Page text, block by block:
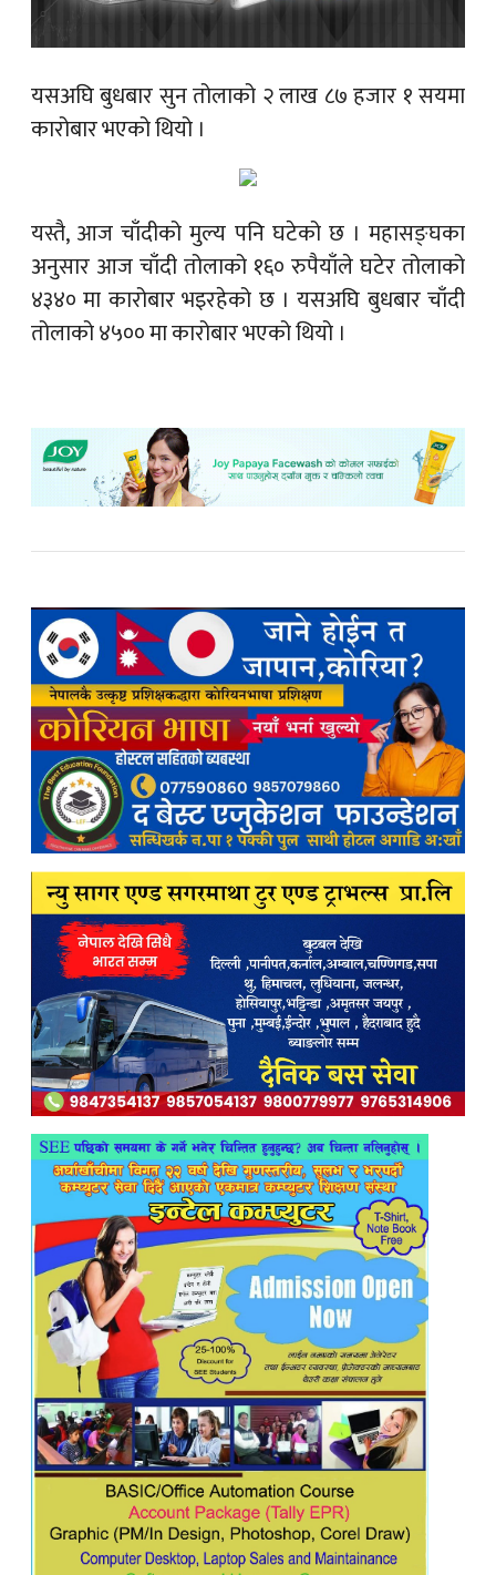
यसअघि बुधबार सुन तोलाको २ लाख ८७ हजार १ सयमा
कारोबार भएको थियो ।
यस्तै, आज चाँदीको मुल्य पनि घटेको छ । महासङ्घका
अनुसार आज चाँदी तोलाको १६० रुपैयाँले घटेर तोलाको
४३४० मा कारोबार भइरहेको छ । यसअघि बुधबार चाँदी
तोलाको ४५०० मा कारोबार भएको थियो ।